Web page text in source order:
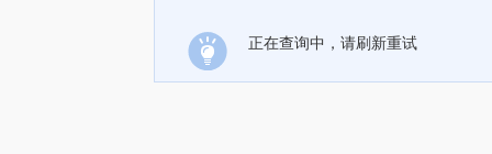
正在查询中，请刷新重试